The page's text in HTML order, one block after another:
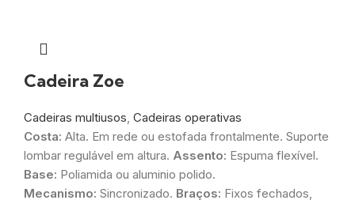
Cadeira Zoe
Cadeiras multiusos, Cadeiras operativas
Costa: Alta. Em rede ou estofada frontalmente. Suporte
lombar regulável em altura. Assento: Espuma flexível.
Base: Poliamida ou aluminio polido.
Mecanismo: Sincronizado. Braços: Fixos fechados,